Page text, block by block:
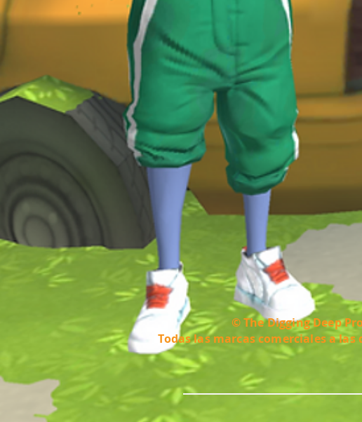
© The Digging Deep
Todas las marcas comerciales a